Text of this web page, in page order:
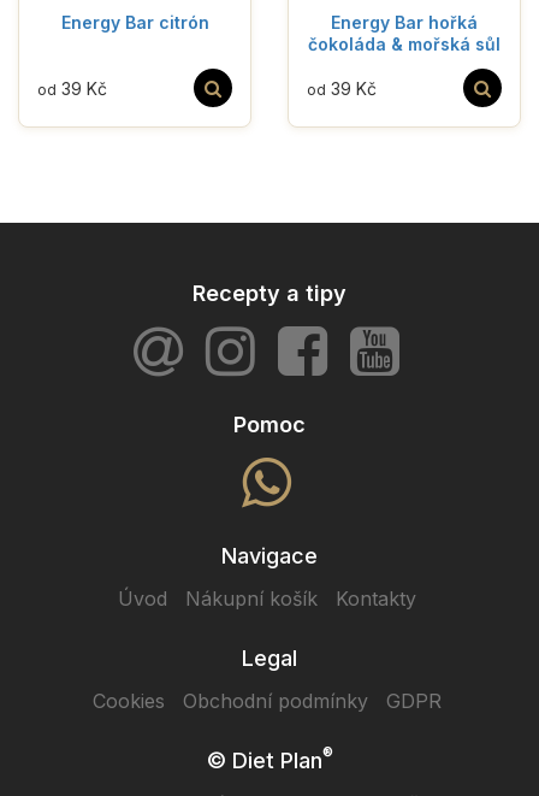
Energy Bar citrón
od 39 Kč
Energy Bar hořká
čokoláda & mořská sůl
od 39 Kč
Recepty a tipy
Pomoc
Navigace
Úvod Nákupní košík Kontakty
Legal
Cookies Obchodní podmínky GDPR
© Diet Plan®